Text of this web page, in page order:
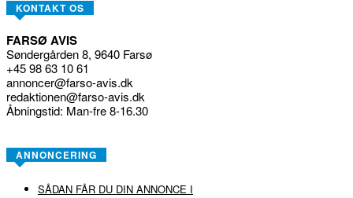
KONTAKT OS
FARSØ AVIS
Søndergården 8, 9640 Farsø
+45 98 63 10 61
annoncer@farso-avis.dk
redaktionen@farso-avis.dk
Åbningstid: Man-fre 8-16.30
ANNONCERING
SÅDAN FÅR DU DIN ANNONCE I